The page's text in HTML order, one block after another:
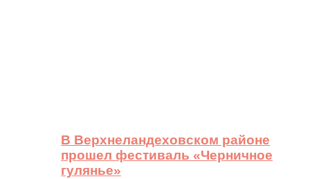
В Верхнеландеховском районе
прошел фестиваль «Черничное
гулянье»